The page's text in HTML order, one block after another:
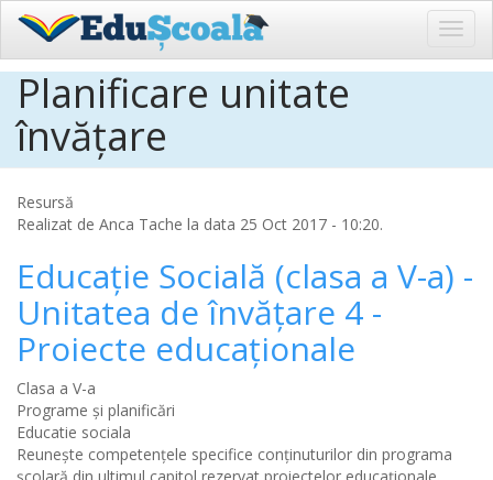
Sari
conținutul
principal
Planificare unitate
învățare
Resursă
Realizat de Anca Tache la data 25 Oct 2017 - 10:20.
Educație Socială (clasa a V-a) -
Unitatea de învățare 4 -
Proiecte educaționale
Clasa a V-a
Programe și planificări
Educatie sociala
Reunește competențele specifice conținuturilor din programa